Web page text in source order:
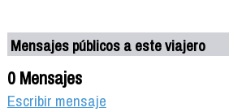
Mensajes públicos a este viajero
0 Mensajes
Escribir mensaje